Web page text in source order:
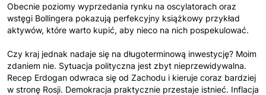
Obecnie poziomy wyprzedania rynku na oscylatorach oraz
wstęgi Bollingera pokazują perfekcyjny książkowy przykład
aktywów, które warto kupić, aby nieco na nich pospekulować.
Czy kraj jednak nadaje się na długoterminową inwestycję? Moim
zdaniem nie. Sytuacja polityczna jest zbyt nieprzewidywalna.
Recep Erdogan odwraca się od Zachodu i kieruje coraz bardziej
w stronę Rosji. Demokracja praktycznie przestaje istnieć. Inflacja